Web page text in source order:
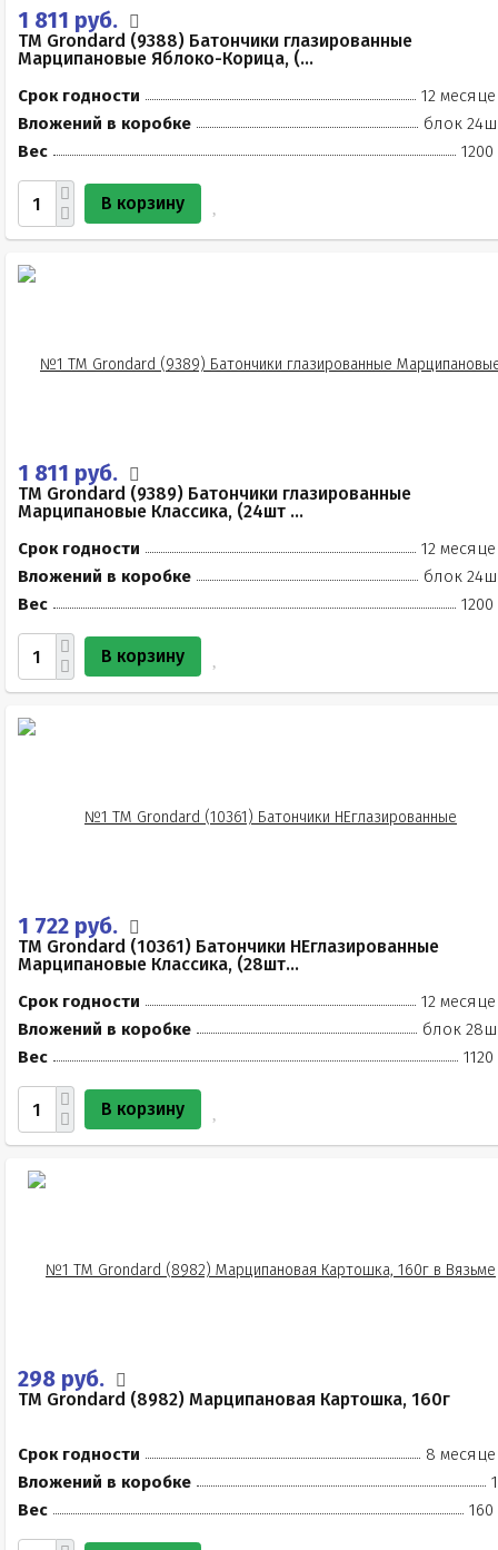
1 811 руб.
TM Grondard (9388) Батончики глазированные
Марципановые Яблоко-Корица, (...
Срок годности
12
Вложений в коробке
блок
Вес
1200
В корзину
1 811 руб.
TM Grondard (9389) Батончики глазированные
Марципановые Классика, (24шт ...
Срок годности
12
Вложений в коробке
блок
Вес
1200
В корзину
1 722 руб.
TM Grondard (10361) Батончики НЕглазированные
Марципановые Классика, (28шт...
Срок годности
12
Вложений в коробке
блок
Вес
1120
В корзину
298 руб.
TM Grondard (8982) Марципановая Картошка, 160г
Срок годности
8
Вложений в коробке
Вес
160